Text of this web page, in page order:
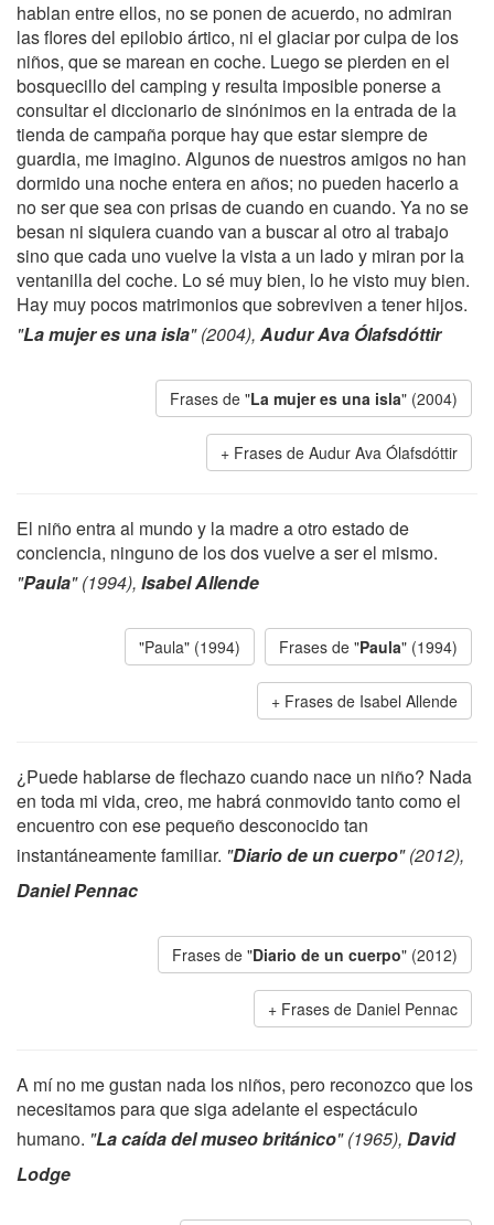
hablan entre ellos, no se ponen de acuerdo, no admiran
las flores del epilobio ártico, ni el glaciar por culpa de los
niños, que se marean en coche. Luego se pierden en el
bosquecillo del camping y resulta imposible ponerse a
consultar el diccionario de sinónimos en la entrada de la
tienda de campaña porque hay que estar siempre de
guardia, me imagino. Algunos de nuestros amigos no han
dormido una noche entera en años; no pueden hacerlo a
no ser que sea con prisas de cuando en cuando. Ya no se
besan ni siquiera cuando van a buscar al otro al trabajo
sino que cada uno vuelve la vista a un lado y miran por la
ventanilla del coche. Lo sé muy bien, lo he visto muy bien.
Hay muy pocos matrimonios que sobreviven a tener hijos.
"La mujer es una isla" (2004), Audur Ava Ólafsdóttir
Frases de "La mujer es una isla" (2004)
Frases de Audur Ava Ólafsdóttir
El niño entra al mundo y la madre a otro estado de
conciencia, ninguno de los dos vuelve a ser el mismo.
"Paula" (1994), Isabel Allende
"Paula" (1994) Frases de "Paula" (1994)
Frases de Isabel Allende
¿Puede hablarse de flechazo cuando nace un niño? Nada
en toda mi vida, creo, me habrá conmovido tanto como el
encuentro con ese pequeño desconocido tan
instantáneamente familiar. "Diario de un cuerpo" (2012),
Daniel Pennac
Frases de "Diario de un cuerpo" (2012)
Frases de Daniel Pennac
A mí no me gustan nada los niños, pero reconozco que los
necesitamos para que siga adelante el espectáculo
humano. "La caída del museo británico" (1965), David
Lodge